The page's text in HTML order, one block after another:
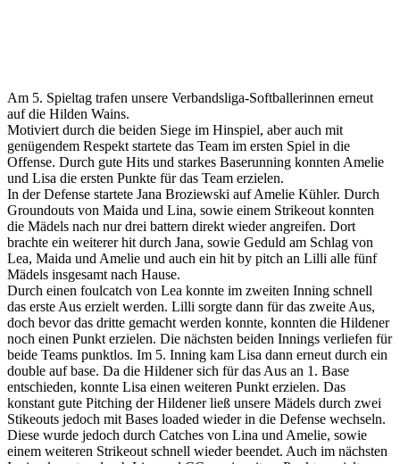
Am 5. Spieltag trafen unsere Verbandsliga-Softballerinnen erneut
auf die Hilden Wains.
Motiviert durch die beiden Siege im Hinspiel, aber auch mit
genügendem Respekt startete das Team im ersten Spiel in die
Offense. Durch gute Hits und starkes Baserunning konnten Amelie
und Lisa die ersten Punkte für das Team erzielen.
In der Defense startete Jana Broziewski auf Amelie Kühler. Durch
Groundouts von Maida und Lina, sowie einem Strikeout konnten
die Mädels nach nur drei battern direkt wieder angreifen. Dort
brachte ein weiterer hit durch Jana, sowie Geduld am Schlag von
Lea, Maida und Amelie und auch ein hit by pitch an Lilli alle fünf
Mädels insgesamt nach Hause.
Durch einen foulcatch von Lea konnte im zweiten Inning schnell
das erste Aus erzielt werden. Lilli sorgte dann für das zweite Aus,
doch bevor das dritte gemacht werden konnte, konnten die Hildener
noch einen Punkt erzielen. Die nächsten beiden Innings verliefen für
beide Teams punktlos. Im 5. Inning kam Lisa dann erneut durch ein
double auf base. Da die Hildener sich für das Aus an 1. Base
entschieden, konnte Lisa einen weiteren Punkt erzielen. Das
konstant gute Pitching der Hildener ließ unsere Mädels durch zwei
Stikeouts jedoch mit Bases loaded wieder in die Defense wechseln.
Diese wurde jedoch durch Catches von Lina und Amelie, sowie
einem weiteren Strikeout schnell wieder beendet. Auch im nächsten